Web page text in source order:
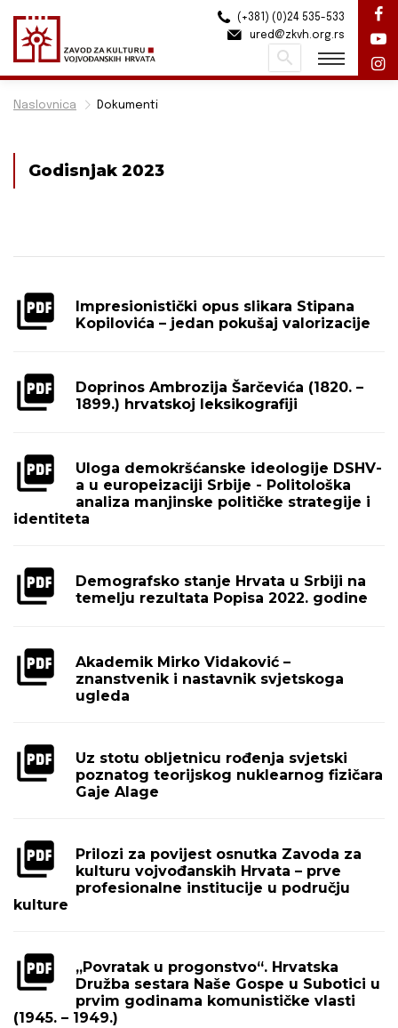
Naslovnica Dokumenti
Godisnjak 2023
Impresionistički opus slikara Stipana
Kopilovića – jedan pokušaj valorizacije
Doprinos Ambrozija Šarčevića (1820. –
1899.) hrvatskoj leksikografiji
Uloga demokršćanske ideologije DSHV-
a u europeizaciji Srbije - Politološka
analiza manjinske političke strategije i
identiteta
Demografsko stanje Hrvata u Srbiji na
temelju rezultata Popisa 2022. godine
Akademik Mirko Vidaković –
znanstvenik i nastavnik svjetskoga
ugleda
Uz stotu obljetnicu rođenja svjetski
poznatog teorijskog nuklearnog fizičara
Gaje Alage
Prilozi za povijest osnutka Zavoda za
kulturu vojvođanskih Hrvata – prve
profesionalne institucije u području
kulture
„Povratak u progonstvo“. Hrvatska
Družba sestara Naše Gospe u Subotici u
prvim godinama komunističke vlasti
(1945. – 1949.)
(+381) (0)24 535-533
ured@zkvh.org.rs
Pretraži